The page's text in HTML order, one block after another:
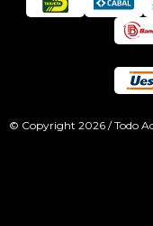
© Copyright 2026 / Todo